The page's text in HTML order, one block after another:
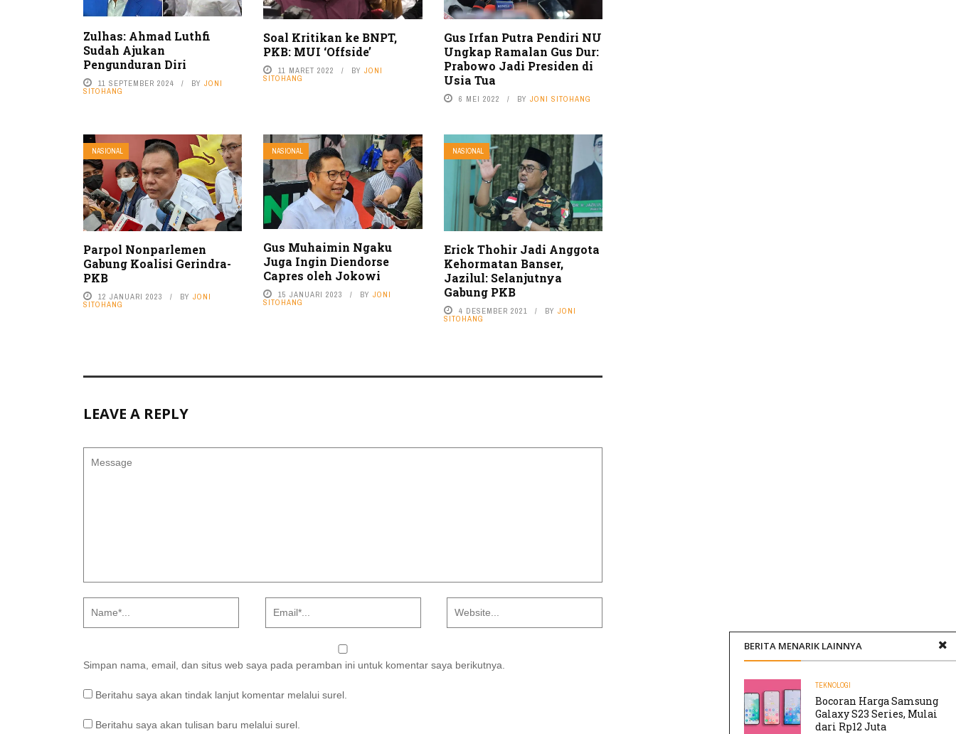
Zulhas: Ahmad Luthfi
Sudah Ajukan
Pengunduran Diri
11 SEPTEMBER 2024 BY JONI
SITOHANG
Soal Kritikan ke BNPT,
PKB: MUI ‘Offside’
11 MARET 2022 BYJONI
SITOHANG
Gus Irfan Putra Pendiri NU
Ungkap Ramalan Gus Dur:
Prabowo Jadi Presiden di
Usia Tua
6 MEI 2022 BY JONI SITOHANG
NASIONAL
Parpol Nonparlemen
Gabung Koalisi Gerindra-
PKB
12 JANUARI 2023 BY JONI
SITOHANG
NASIONAL
Gus Muhaimin Ngaku
Juga Ingin Diendorse
Capres oleh Jokowi
15 JANUARI 2023 BYJONI
SITOHANG
NASIONAL
Erick Thohir Jadi Anggota
Kehormatan Banser,
Jazilul: Selanjutnya
Gabung PKB
4 DESEMBER 2021 BY JONI
SITOHANG
LEAVE A REPLY
Simpan nama, email, dan situs web saya pada peramban ini untuk komentar saya berikutnya.
Beritahu saya akan tindak lanjut komentar melalui surel.
Beritahu saya akan tulisan baru melalui surel.
BERITA MENARIK LAINNYA
TEKNOLOGI
Bocoran Harga Samsung
Galaxy S23 Series, Mulai
dari Rp12 Juta